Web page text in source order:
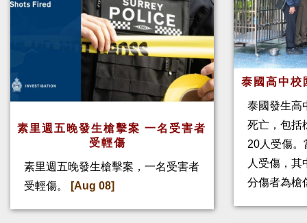
素里週五晚發生槍擊案 一名受害者
受輕傷
素里週五晚發生槍擊案，一名受害者
受輕傷。
[Aug 08]
泰國高中
泰國發生高
死亡，包括
20人受傷
人受傷，其
分傷者為槍